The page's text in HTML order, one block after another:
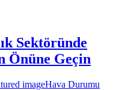
Sektöründe
Önüne Geçin
Hava Durumu